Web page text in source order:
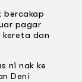
bercakap
pagar
dan
ni nak ke
Deni